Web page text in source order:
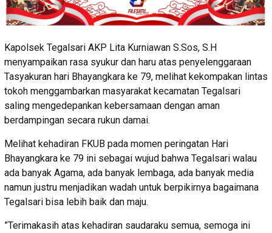
Kapolsek Tegalsari AKP Lita Kurniawan S.Sos, S.H
menyampaikan rasa syukur dan haru atas penyelenggaraan
Tasyakuran hari Bhayangkara ke 79, melihat kekompakan lintas
tokoh menggambarkan masyarakat kecamatan Tegalsari
saling mengedepankan kebersamaan dengan aman
berdampingan secara rukun damai.
Melihat kehadiran FKUB pada momen peringatan Hari
Bhayangkara ke 79 ini sebagai wujud bahwa Tegalsari walau
ada banyak Agama, ada banyak lembaga, ada banyak media
namun justru menjadikan wadah untuk berpikirnya bagaimana
Tegalsari bisa lebih baik dan maju.
”Terimakasih atas kehadiran saudaraku semua, semoga ini